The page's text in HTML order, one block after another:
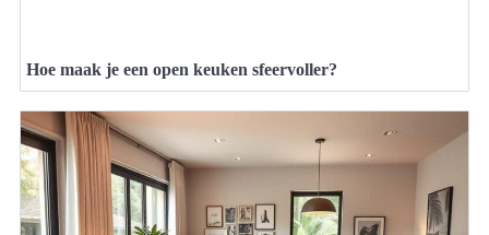
Hoe maak je een open keuken sfeervoller?